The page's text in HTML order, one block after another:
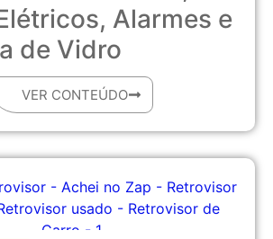
Alarmes e
de Vidro
VER CONTEÚDO